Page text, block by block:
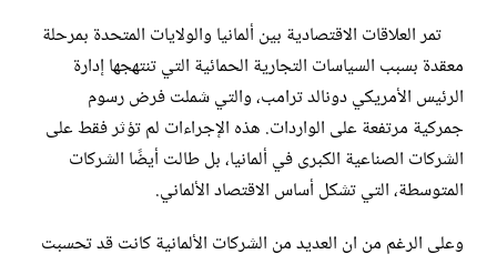
تمر العلاقات الاقتصادية بين ألمانيا والولايات المتحدة بمرحلة
معقدة بسبب السياسات التجارية الحمائية التي تنتهجها إدارة
الرئيس الأمريكي دونالد ترامب، والتي شملت فرض رسوم
جمركية مرتفعة على الواردات. هذه الإجراءات لم تؤثر فقط على
الشركات الصناعية الكبرى في ألمانيا، بل طالت أيضًا الشركات
المتوسطة، التي تشكل أساس الاقتصاد الألماني.
وعلى الرغم من ان العديد من الشركات الألمانية كانت قد تحسبت